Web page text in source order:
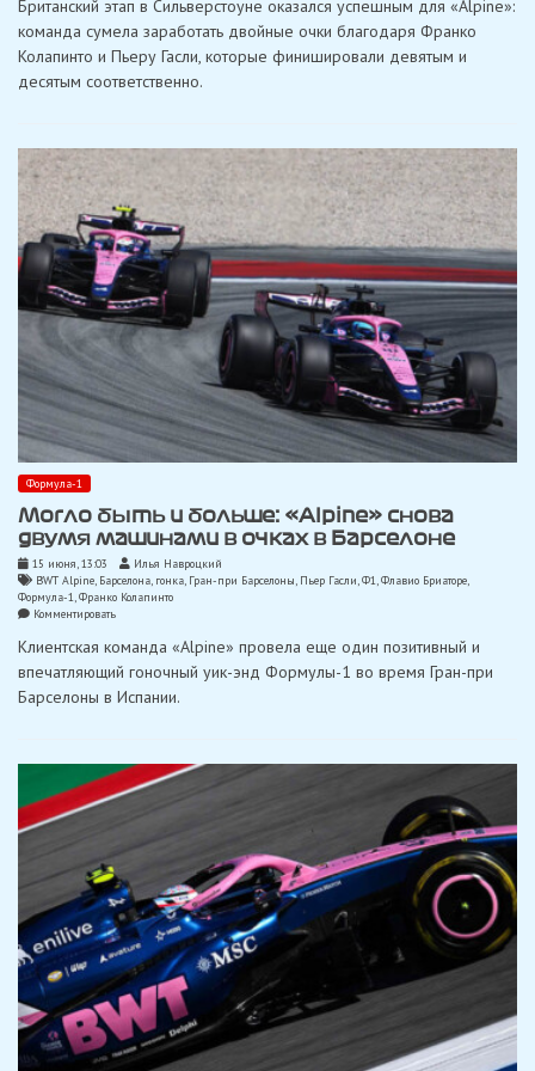
наконец-
вернулась
в
в
Британский этап в Сильверстоуне оказался успешным для «Alpine»:
команда сумела заработать двойные очки благодаря Франко
Колапинто и Пьеру Гасли, которые финишировали девятым и
десятым соответственно.
Формула-1
Могло быть и больше: «Alpine» снова
двумя машинами в очках в Барселоне
15 июня, 13:03
Илья Навроцкий
BWT Alpine, Барселона, гонка, Гран-при Барселоны, Пьер Гасли,Ф1,Флавио Бриаторе
Формула-1,Франко Колапинто
Комментироватьon
быть
и
больше:
«Alpine»
в
очках
в
Клиентская команда «Alpine» провела еще один позитивный и
впечатляющий гоночный уик-энд Формулы-1 во время Гран-при
Барселоны в Испании.